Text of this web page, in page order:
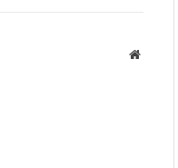
Вэбсайт